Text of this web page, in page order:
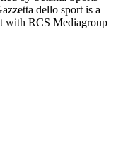
dello sport is a
with RCS Mediagroup